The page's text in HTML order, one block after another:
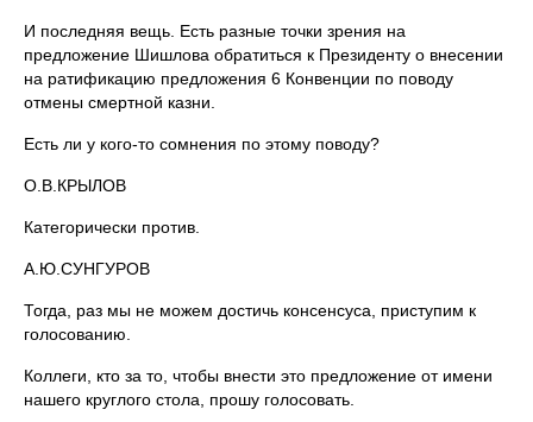
И последняя вещь. Есть разные точки зрения на
предложение Шишлова обратиться к Президенту о внесении
на ратификацию предложения 6 Конвенции по поводу
отмены смертной казни.
Есть ли у кого-то сомнения по этому поводу?
О.В.КРЫЛОВ
Категорически против.
А.Ю.СУНГУРОВ
Тогда, раз мы не можем достичь консенсуса, приступим к
голосованию.
Коллеги, кто за то, чтобы внести это предложение от имени
нашего круглого стола, прошу голосовать.